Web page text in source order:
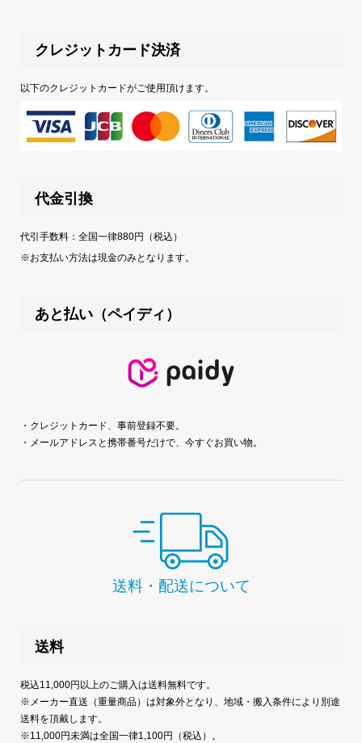
クレジットカード決済
以下のクレジットカードがご使用頂けます。
代金引換
代引手数料：全国一律880円（税込）
※お支払い方法は現金のみとなります。
あと払い（ペイディ）
・クレジットカード、事前登録不要。
・メールアドレスと携帯番号だけで、今すぐお買い物。
送料・配送について
送料
税込11,000円以上のご購入は送料無料です。
※メーカー直送（重量商品）は対象外となり、地域・搬入条件により別途
送料を頂戴します。
※11,000円未満は全国一律1,100円（税込）。